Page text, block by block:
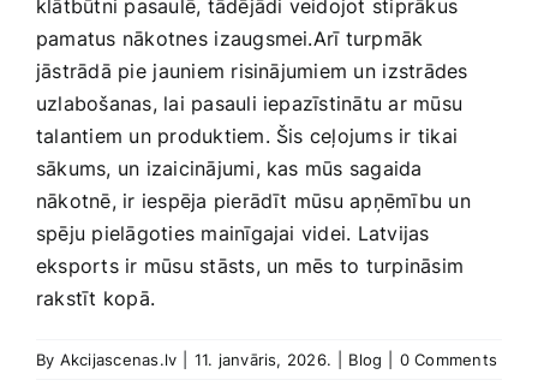
klātbūtni pasaulē, tādējādi veidojot stiprākus⁤
pamatus ​nākotnes⁢ izaugsmei.Arī turpmāk
jāstrādā pie⁤ jauniem risinājumiem un ⁣izstrādes
uzlabošanas, lai pasauli iepazīstinātu ar mūsu
talantiem un produktiem. Šis ceļojums ir tikai
sākums, un izaicinājumi, kas mūs sagaida
nākotnē, ir iespēja pierādīt mūsu apņēmību un
spēju pielāgoties mainīgajai videi. Latvijas
eksports ir mūsu stāsts, ⁢un mēs to turpināsim ​
rakstīt kopā.
By Akcijascenas.lv 11. janvāris, 2026. Blog 0 Comments